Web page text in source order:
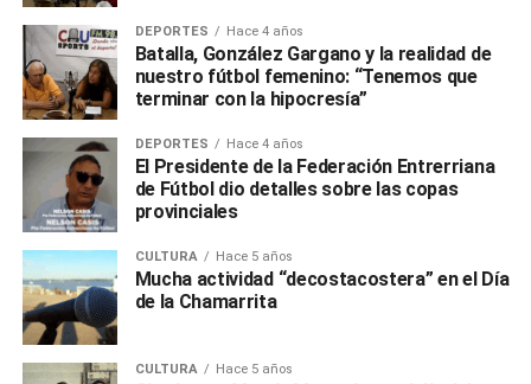
DEPORTES Hace 4 años
Batalla, González Gargano y la realidad de
nuestro fútbol femenino: “Tenemos que
terminar con la hipocresía”
DEPORTES Hace 4 años
El Presidente de la Federación Entrerriana
de Fútbol dio detalles sobre las copas
provinciales
CULTURA Hace 5 años
Mucha actividad “decostacostera” en el Día
de la Chamarrita
CULTURA Hace 5 años